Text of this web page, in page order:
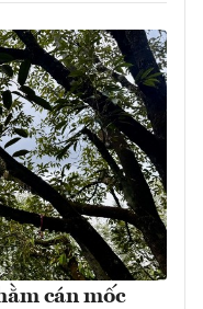
cán mốc